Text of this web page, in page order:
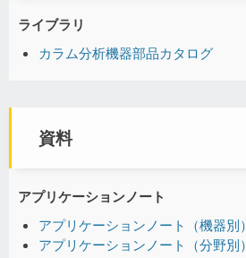
ライブラリ
カラム分析機器部品カタログ
資料
アプリケーションノート
アプリケーションノート（機器別）
アプリケーションノート（分野別）